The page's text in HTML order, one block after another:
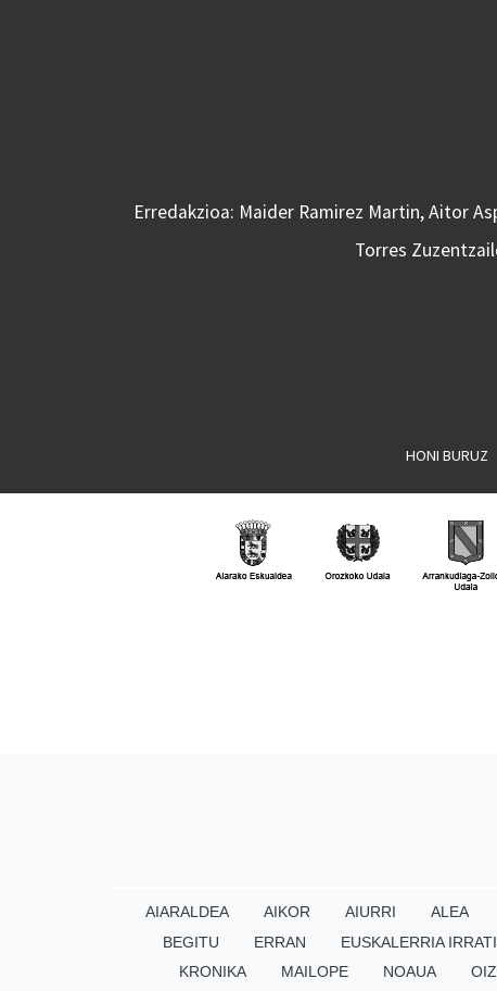
Erredakzioa: Maider Ramirez Martin, Aitor
Torres
HONI BURUZ
AIARALDEA AIKOR AIURRI ALEA
BEGITU
ERRAN EUSKALERRIA
KRONIKA
MAILOPE NOAUA